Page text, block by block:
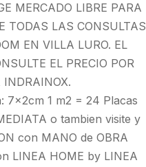
MERCADO LIBRE PARA
TODAS LAS CONSULTAS
EN VILLA LURO. EL
EL PRECIO POR
7x2cm 1 m2 = 24 Placas
o tambien visite y
con MANO de OBRA
LINEA HOME by LINEA